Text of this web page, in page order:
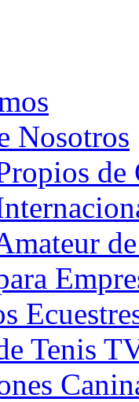
Nosotros
Tenis